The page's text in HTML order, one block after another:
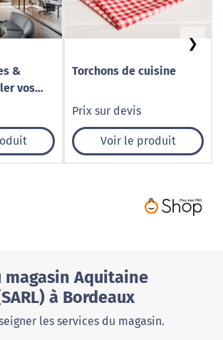
&
vos
par
Torchons de cuisine
Prix sur devis
Voir le produit
❯
magasin Aquitaine
à Bordeaux
les services du magasin.